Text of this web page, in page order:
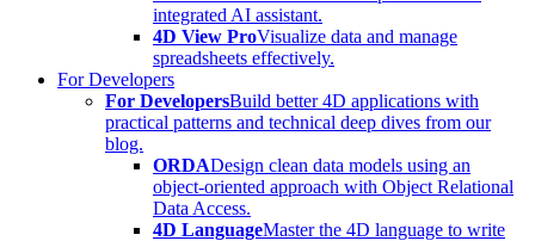
integrated AI assistant.
4D View ProVisualize data and manage
spreadsheets effectively.
For Developers
For DevelopersBuild better 4D applications with
practical patterns and technical deep dives from our
blog.
ORDADesign clean data models using an
object-oriented approach with Object Relational
Data Access.
4D LanguageMaster the 4D language to write